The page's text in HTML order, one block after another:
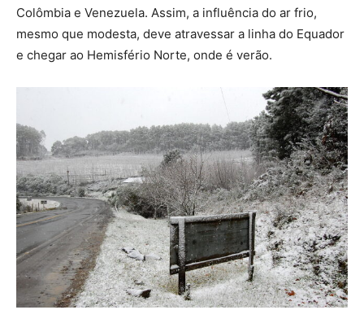
Colômbia e Venezuela. Assim, a influência do ar frio,
mesmo que modesta, deve atravessar a linha do Equador
e chegar ao Hemisfério Norte, onde é verão.